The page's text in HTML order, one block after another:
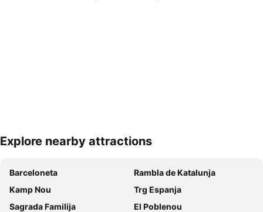
Explore nearby attractions
Barceloneta
Rambla de Katalunja
Kamp Nou
Trg Espanja
Sagrada Familija
El Poblenou